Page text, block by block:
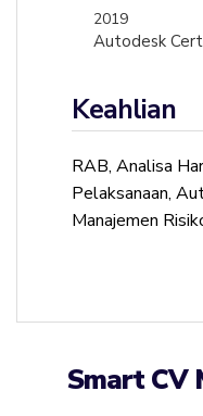
2019
Autodesk
Keahlian
RAB, Analisa
Pelaksanaan,
Manajemen
Smart CV